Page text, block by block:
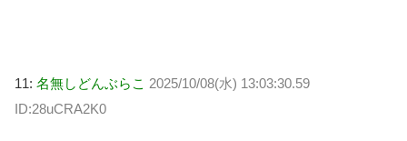
11: 名無しどんぶらこ 2025/10/08(水) 13:03:30.59
ID:28uCRA2K0